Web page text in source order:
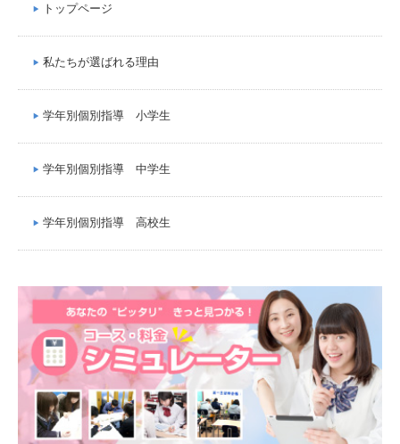
トップページ
私たちが選ばれる理由
学年別個別指導 小学生
学年別個別指導 中学生
学年別個別指導 高校生